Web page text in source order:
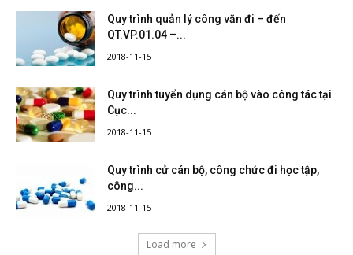
Quy trình quản lý công văn đi – đến
QT.VP.01.04 –...
2018-11-15
Quy trình tuyển dụng cán bộ vào công tác tại
Cục...
2018-11-15
Quy trình cử cán bộ, công chức đi học tập,
công...
2018-11-15
Load more